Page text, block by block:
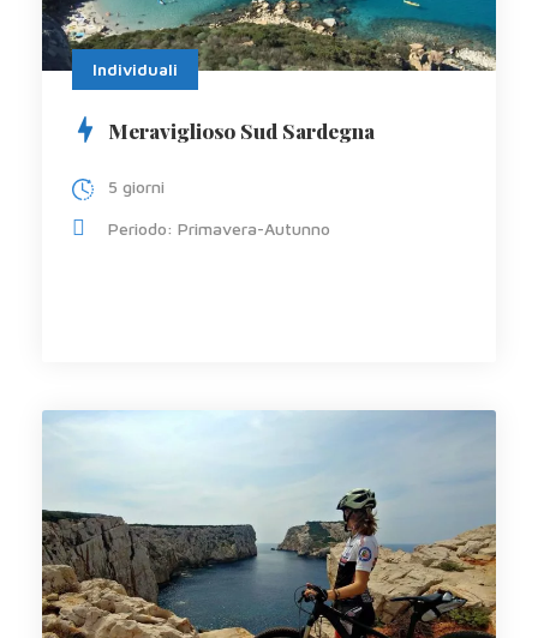
Individuali
Meraviglioso Sud Sardegna
5 giorni
Periodo: Primavera-Autunno